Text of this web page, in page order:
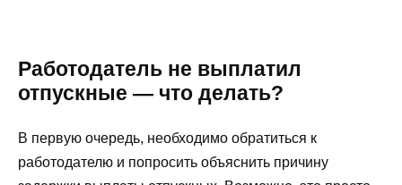
Работодатель не выплатил
отпускные — что делать?
В первую очередь, необходимо обратиться к
работодателю и попросить объяснить причину